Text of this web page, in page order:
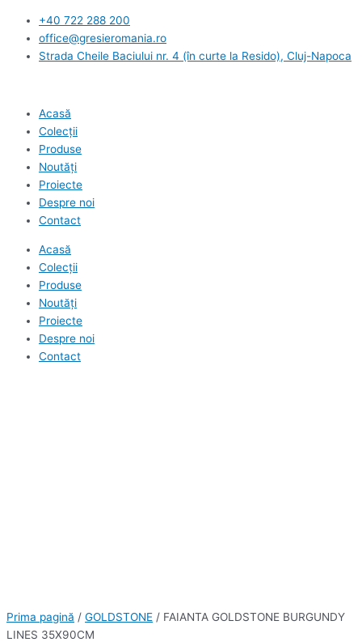
content
+40 722 288 200
office@gresieromania.ro
Strada Cheile Baciului nr. 4 (în curte la Resido), Cluj-Napoca
Acasă
Colecții
Produse
Noutăți
Proiecte
Despre noi
Contact
Acasă
Colecții
Produse
Noutăți
Proiecte
Despre noi
Contact
Prima pagină / GOLDSTONE / FAIANTA GOLDSTONE BURGUNDY
LINES 35X90CM